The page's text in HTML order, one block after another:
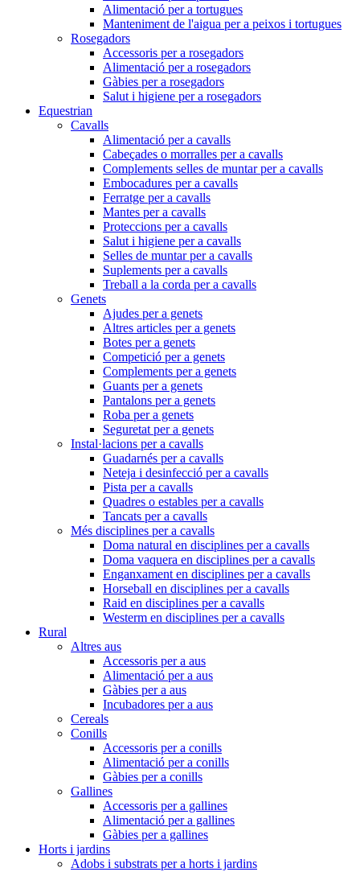
Alimentació per a tortugues
Manteniment de l'aigua per a peixos i tortugues
Rosegadors
Accessoris per a rosegadors
Alimentació per a rosegadors
Gàbies per a rosegadors
Salut i higiene per a rosegadors
Equestrian
Cavalls
Alimentació per a cavalls
Cabeçades o morralles per a cavalls
Complements selles de muntar per a cavalls
Embocadures per a cavalls
Ferratge per a cavalls
Mantes per a cavalls
Proteccions per a cavalls
Salut i higiene per a cavalls
Selles de muntar per a cavalls
Suplements per a cavalls
Treball a la corda per a cavalls
Genets
Ajudes per a genets
Altres articles per a genets
Botes per a genets
Competició per a genets
Complements per a genets
Guants per a genets
Pantalons per a genets
Roba per a genets
Seguretat per a genets
Instal·lacions per a cavalls
Guadarnés per a cavalls
Neteja i desinfecció per a cavalls
Pista per a cavalls
Quadres o estables per a cavalls
Tancats per a cavalls
Més disciplines per a cavalls
Doma natural en disciplines per a cavalls
Doma vaquera en disciplines per a cavalls
Enganxament en disciplines per a cavalls
Horseball en disciplines per a cavalls
Raid en disciplines per a cavalls
Westerm en disciplines per a cavalls
Rural
Altres aus
Accessoris per a aus
Alimentació per a aus
Gàbies per a aus
Incubadores per a aus
Cereals
Conills
Accessoris per a conills
Alimentació per a conills
Gàbies per a conills
Gallines
Accessoris per a gallines
Alimentació per a gallines
Gàbies per a gallines
Horts i jardins
Adobs i substrats per a horts i jardins